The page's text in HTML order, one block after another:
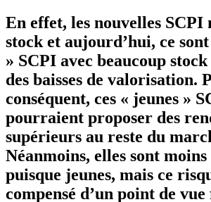
En effet, les nouvelles SCPI
stock et aujourd’hui, ce
» SCPI avec beaucoup
des baisses de valorisation.
conséquent, ces « jeunes »
pourraient proposer des
supérieurs au reste du
Néanmoins, elles sont
puisque jeunes, mais ce
compensé d’un point de